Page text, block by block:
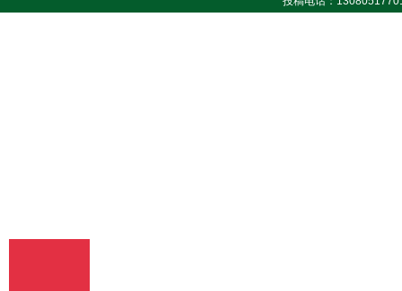
将进入出版程序。（4） 杂志出刊后，我